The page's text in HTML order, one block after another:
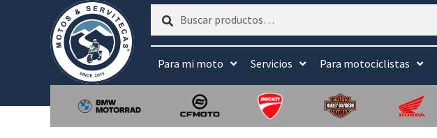
Buscar
Buscar
Para mi moto Servicios Para motociclistas